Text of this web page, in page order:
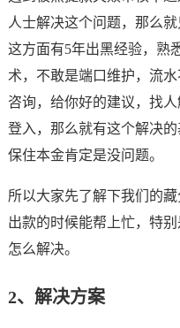
人士解决这个问题，那么
这方面有5年出黑经验，熟
术，不敢是端口维护，流
咨询，给你好的建议，找
登入，那么就有这个解决
保住本金肯定是没问题。
所以大家先了解下我们的
出款的时候能帮上忙，特
怎么解决。
2、解决方案